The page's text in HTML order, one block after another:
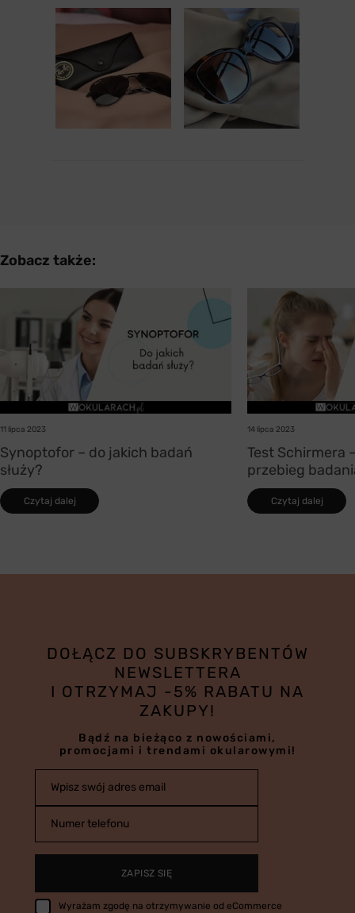
Zobacz także:
11 lipca 2023
Synoptofor – do jakich badań
służy?
Czytaj dalej
14 lipca 2023
Test Schirmera
przebieg
Czytaj dalej
DOŁĄCZ DO SUBSKRYBENTÓW
NEWSLETTERA
I OTRZYMAJ -5% RABATU NA
ZAKUPY!
Bądź na bieżąco z nowościami,
promocjami i trendami okularowymi!
Wpisz swój adres email
Numer telefonu
ZAPISZ SIĘ
Wyrażam zgodę na otrzymywanie od eCommerce